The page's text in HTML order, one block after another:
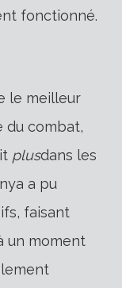
fonctionné.
le meilleur
du combat,
plusdans les
a pu
faisant
un moment